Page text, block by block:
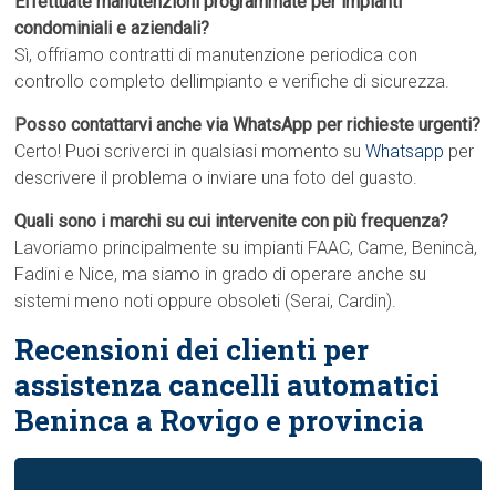
condominiali e aziendali?
Sì, offriamo contratti di manutenzione periodica con
controllo completo dellimpianto e verifiche di sicurezza.
Posso contattarvi anche via WhatsApp per richieste urgenti?
Certo! Puoi scriverci in qualsiasi momento suWhatsapp per
descrivere il problema o inviare una foto del guasto.
Quali sono i marchi su cui intervenite con più frequenza?
Lavoriamo principalmente su impianti FAAC, Came, Benincà,
Fadini e Nice, ma siamo in grado di operare anche su
sistemi meno noti oppure obsoleti (Serai, Cardin).
Recensioni dei clienti per
assistenza cancelli automatici
Beninca a Rovigo e provincia